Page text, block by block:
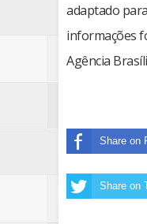
adaptado
informações
Agência
Share on
Share on